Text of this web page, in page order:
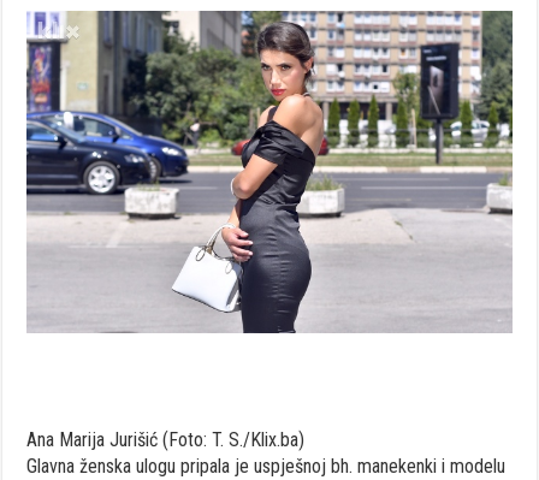
Ana Marija Jurišić (Foto: T. S./Klix.ba)
Glavna ženska ulogu pripala je uspješnoj bh. manekenki i modelu